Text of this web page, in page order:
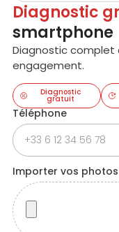
Diagnostic
smartphone
Diagnostic complet
engagement.
Diagnostic
gratuit
Téléphone
Importer vos photos